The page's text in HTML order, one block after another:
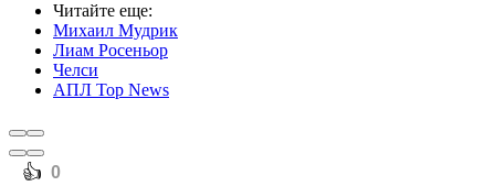
Читайте еще:
Михаил Мудрик
Лиам Росеньор
Челси
АПЛ Top News
️👍 0